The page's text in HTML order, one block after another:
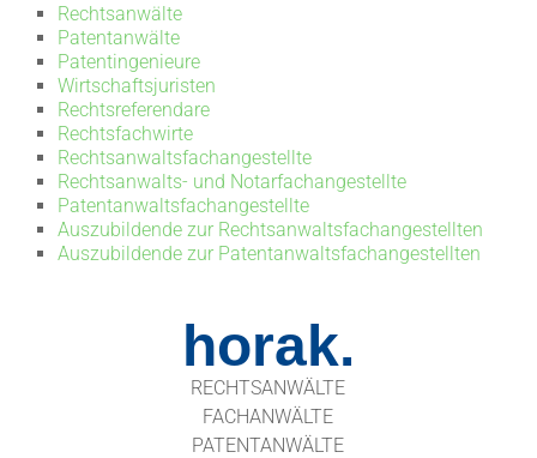
Rechtsanwälte
Patentanwälte
Patentingenieure
Wirtschaftsjuristen
Rechtsreferendare
Rechtsfachwirte
Rechtsanwaltsfachangestellte
Rechtsanwalts- und Notarfachangestellte
Patentanwaltsfachangestellte
Auszubildende zur Rechtsanwaltsfachangestellten
Auszubildende zur Patentanwaltsfachangestellten
horak.
RECHTSANWÄLTE
FACHANWÄLTE
PATENTANWÄLTE